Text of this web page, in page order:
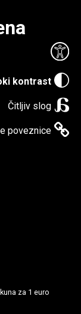
kontrast
Čitljiv slog
poveznice
za 1 euro